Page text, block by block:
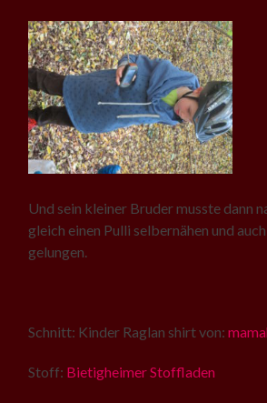
Und sein kleiner Bruder musste dann
gleich einen Pulli selbernähen und
gelungen.
Schnitt: Kinder Raglan shirt von:
Stoff: Bietigheimer Stoffladen